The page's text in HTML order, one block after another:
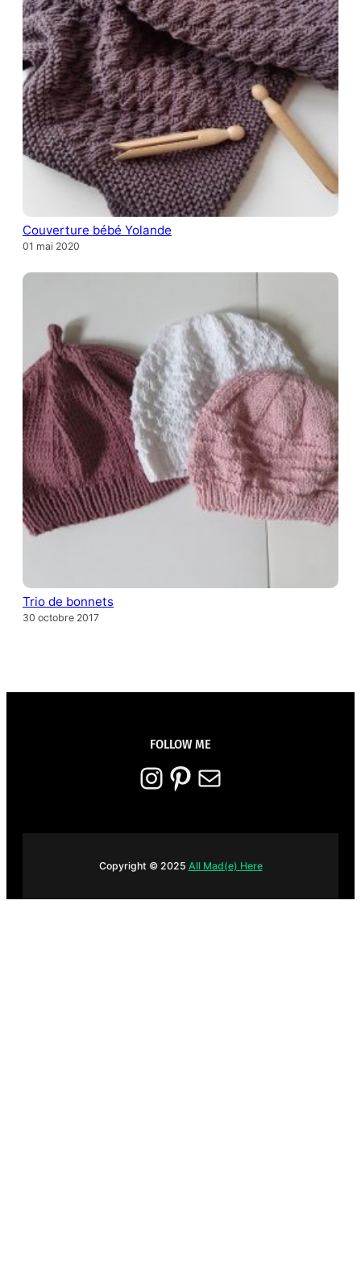
Couverture bébé Yolande
01 mai 2020
Trio de bonnets
30 octobre 2017
FOLLOW ME
Instagram Pinterest E-mail
Copyright © 2025 All Mad(e) Here